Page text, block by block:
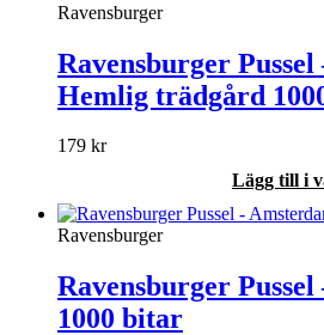
Ravensburger
Ravensburger
Hemlig trädgård
179 kr
Lägg till i
Ravensburger
Ravensburger
1000 bitar